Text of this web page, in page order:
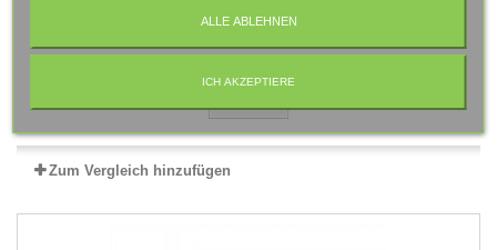
Zum Vergleich hinzufügen
ALLE ABLEHNEN
ICH AKZEPTIERE